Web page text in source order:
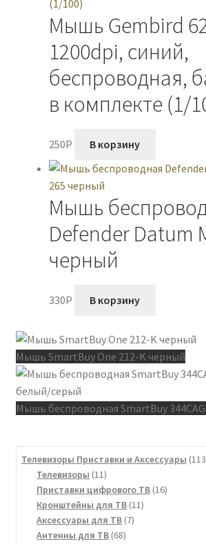
Мышь Gembird
1200dpi, синий,
беспроводная,
в комплекте (1/
250P В корзину
Мышь
Defender Datum
черный
330P В корзину
Мышь SmartBuy One 212-K черный
Мышь беспроводная SmartBuy
Телевизоры Приставки и Аксессуары 113
Телевизоры 1111
товаров
Приставки цифрового ТВ 1616
Кронштейны для ТВ 1111
Аксессуары для ТВ 77
Антенны для ТВ 6868